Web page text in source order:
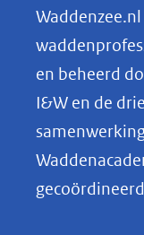
n
o
p
k
e
en beheerd
I&W en de